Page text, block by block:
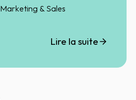
Marketing & Sales
Lire la suite